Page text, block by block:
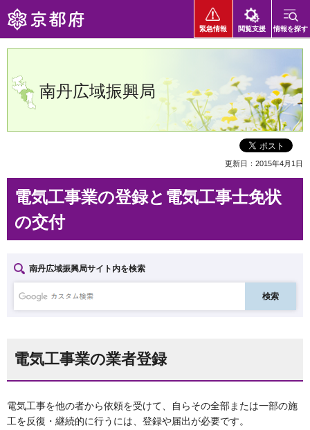
京都府
緊急情報 閲覧支援 情報を探す
南丹広域振興局
更新日：2015年4月1日
電気工事業の登録と電気工事士免状
の交付
南丹広域振興局サイト内を検索
電気工事業の業者登録
電気工事を他の者から依頼を受けて、自らその全部または一部の施
工を反復・継続的に行うには、登録や届出が必要です。